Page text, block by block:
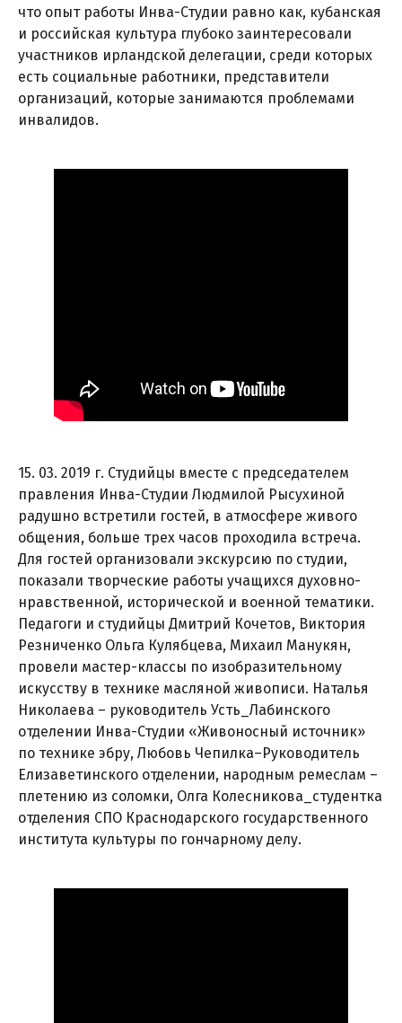
что опыт работы Инва-Студии равно как, кубанская
и российская культура глубоко заинтересовали
участников ирландской делегации, среди которых
есть социальные работники, представители
организаций, которые занимаются проблемами
инвалидов.
15. 03. 2019 г. Студийцы вместе с председателем
правления Инва-Студии Людмилой Рысухиной
радушно встретили гостей, в атмосфере живого
общения, больше трех часов проходила встреча.
Для гостей организовали экскурсию по студии,
показали творческие работы учащихся духовно-
нравственной, исторической и военной тематики.
Педагоги и студийцы Дмитрий Кочетов, Виктория
Резниченко Ольга Кулябцева, Михаил Манукян,
провели мастер-классы по изобразительному
искусству в технике масляной живописи. Наталья
Николаева – руководитель Усть_Лабинского
отделении Инва-Студии «Живоносный источник»
по технике эбру, Любовь Чепилка–Руководитель
Елизаветинского отделении, народным ремеслам –
плетению из соломки, Олга Колесникова_студентка
отделения СПО Краснодарского государственного
института культуры по гончарному делу.